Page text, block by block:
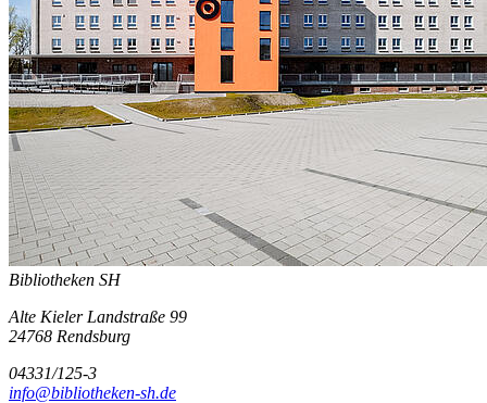
Bibliotheken SH
Alte Kieler Landstraße 99
24768 Rendsburg
04331/125-3
info@bibliotheken-sh.de